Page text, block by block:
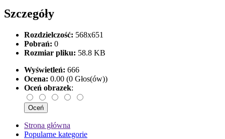
Szczegóły
Rozdzielczość: 568x651
Pobrań: 0
Rozmiar pliku: 58.8 KB
Wyświetleń: 666
Ocena: 0.00 (0 Głos(ów))
Oceń obrazek:
Strona główna
Popularne kategorie